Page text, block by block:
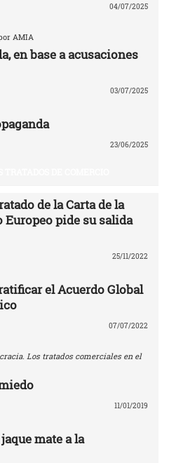
04/07/2025
AMIA
en base a acusaciones
03/07/2025
23/06/2025
de la Carta de la
Europeo pide su salida
25/11/2022
el Acuerdo Global
07/07/2022
Los tratados comerciales en el
11/01/2019
mate a la